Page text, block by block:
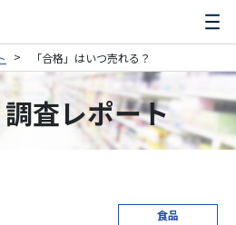
「合格」はいつ売れる？
査レポート
食品